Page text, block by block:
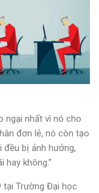
ngại nhất vì nó cho
đơn lẻ, nó còn tạo
bị ảnh hưởng,
hay không.”
tại Trường Đại học